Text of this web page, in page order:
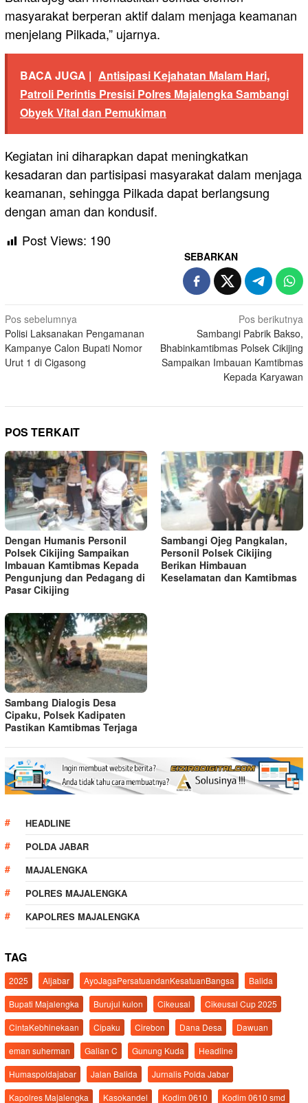
masyarakat berperan aktif dalam menjaga keamanan
menjelang Pilkada,” ujarnya.
BACA JUGA | Antisipasi Kejahatan Malam Hari,
Patroli Perintis Presisi Polres Majalengka Sambangi
Obyek Vital dan Pemukiman
Kegiatan ini diharapkan dapat meningkatkan
kesadaran dan partisipasi masyarakat dalam menjaga
keamanan, sehingga Pilkada dapat berlangsung
dengan aman dan kondusif.
Post Views: 190
SEBARKAN
Navigasi
pos
Pos sebelumnya
Polisi Laksanakan Pengamanan
Kampanye Calon Bupati Nomor
Urut 1 di Cigasong
Pos berikutnya
Sambangi Pabrik Bakso,
Bhabinkamtibmas Polsek Cikijing
Sampaikan Imbauan Kamtibmas
Kepada Karyawan
POS TERKAIT
Dengan Humanis Personil
Polsek Cikijing Sampaikan
Imbauan Kamtibmas Kepada
Pengunjung dan Pedagang di
Pasar Cikijing
Sambangi Ojeg Pangkalan,
Personil Polsek Cikijing
Berikan Himbauan
Keselamatan dan Kamtibmas
Sambang Dialogis Desa
Cipaku, Polsek Kadipaten
Pastikan Kamtibmas Terjaga
HEADLINE
POLDA JABAR
MAJALENGKA
POLRES MAJALENGKA
KAPOLRES MAJALENGKA
TAG
2025 Aljabar AyoJagaPersatuandanKesatuanBangsa
Balida
Bupati Majalengka
Burujul kulon Cikeusal
Cikeusal Cup 2025
CintaKebhinekaan
Cipaku Cirebon Dana Desa
Dawuan
eman suherman
Galian C Gunung Kuda
Headline
Humaspoldajabar
Jalan Balida
Jurnalis Polda Jabar
Kapolres Majalengka
Kasokandel Kodim 0610 Kodim 0610 smd